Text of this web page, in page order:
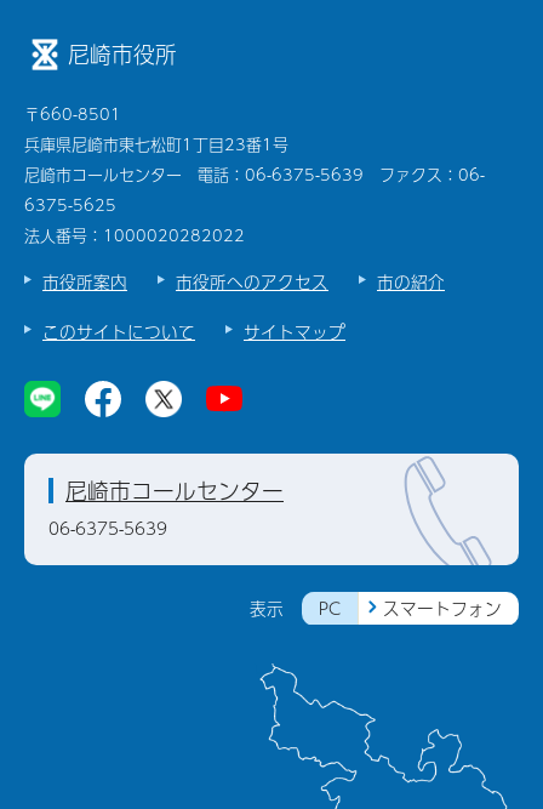
尼崎市役所
〒660-8501
兵庫県尼崎市東七松町1丁目23番1号
尼崎市コールセンター 電話：06-6375-5639 ファクス：06-
6375-5625
法人番号：1000020282022
市役所案内 市役所へのアクセス
市の紹介
このサイトについて
サイトマップ
表示 PC スマートフォン
尼崎市コールセンター
06-6375-5639